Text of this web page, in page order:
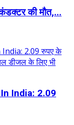
कंडक्टर की मौत,...
India: 2.09